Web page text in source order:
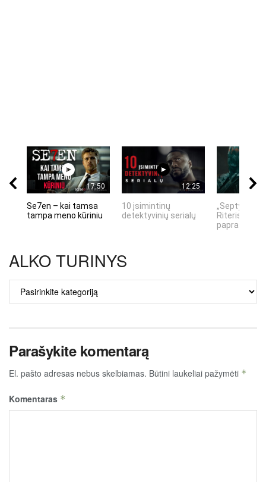
17:50
Se7en – kai tamsa
tampa meno kūriniu
12:25
10 įsimintinų
detektyvinių serialų
„Septynių
Riteris" – kai
ALKO TURINYS
TURINYS
Parašykite komentarą
El. pašto adresas nebus skelbiamas. Būtini laukeliai pažymėti *
Komentaras *